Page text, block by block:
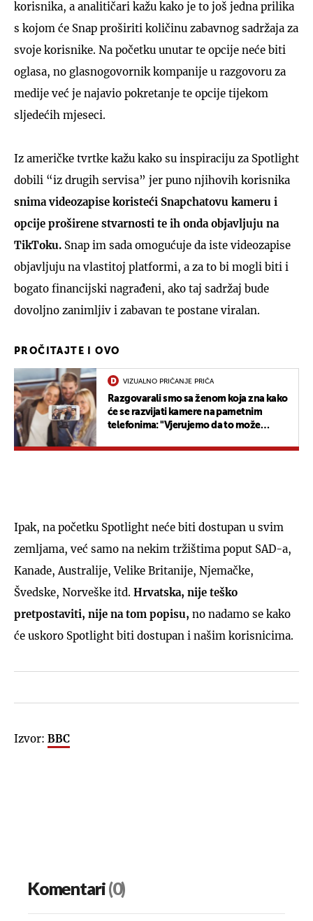
korisnika, a analitičari kažu kako je to još jedna prilika
s kojom će Snap proširiti količinu zabavnog sadržaja za
svoje korisnike. Na početku unutar te opcije neće biti
oglasa, no glasnogovornik kompanije u razgovoru za
medije već je najavio pokretanje te opcije tijekom
sljedećih mjeseci.
Iz američke tvrtke kažu kako su inspiraciju za Spotlight
dobili “iz drugih servisa” jer puno njihovih korisnika
snima videozapise koristeći Snapchatovu kameru i
opcije proširene stvarnosti te ih onda objavljuju na
TikToku. Snap im sada omogućuje da iste videozapise
objavljuju na vlastitoj platformi, a za to bi mogli biti i
bogato financijski nagrađeni, ako taj sadržaj bude
dovoljno zanimljiv i zabavan te postane viralan.
PROČITAJTE I OVO
VIZUALNO PRIČANJE PRIČA
Razgovarali smo sa ženom koja zna kako
će se razvijati kamere na pametnim
telefonima: "Vjerujemo da to može
Ipak, na početku Spotlight neće biti dostupan u svim
zemljama, već samo na nekim tržištima poput SAD-a,
Kanade, Australije, Velike Britanije, Njemačke,
Švedske, Norveške itd. Hrvatska, nije teško
pretpostaviti, nije na tom popisu, no nadamo se kako
će uskoro Spotlight biti dostupan i našim korisnicima.
Izvor: BBC
Komentari(0)